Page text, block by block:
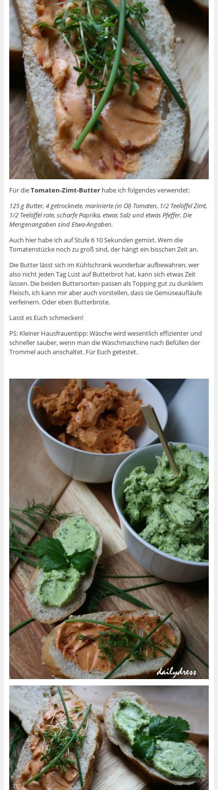
Für dieTomaten-Zimt-Butterhabe ich folgendes verwendet:
125 g Butter, 4 getrocknete, marinierte (in Öl) Tomaten, 1/2 Teelöffel Zimt,
1/2 Teelöffel rote, scharfe Paprika, etwas Salz und etwas Pfeffer. Die
Mengenangaben sind Etwa-Angaben.
Auch hier habe ich auf Stufe 6 10 Sekunden gemixt. Wem die
Tomatenstücke noch zu groß sind, der hängt ein bisschen Zeit an.
Die Butter lässt sich im Kühlschrank wunderbar aufbewahren, wer
also nicht jeden Tag Lust auf Butterbrot hat, kann sich etwas Zeit
lassen. Die beiden Buttersorten passen als Topping gut zu dunklem
Fleisch, ich kann mir aber auch vorstellen, dass sie Gemüseaufläufe
verfeinern. Oder eben Butterbrote.
Lasst es Euch schmecken!
PS: Kleiner Hausfrauentipp: Wäsche wird wesentlich effizienter und
schneller sauber, wenn man die Waschmaschine nach Befüllen der
Trommel auch anschaltet. Für Euch getestet.